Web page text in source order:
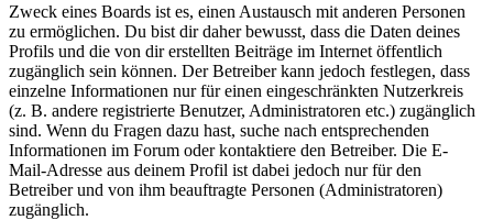
Zweck eines Boards ist es, einen Austausch mit anderen Personen
zu ermöglichen. Du bist dir daher bewusst, dass die Daten deines
Profils und die von dir erstellten Beiträge im Internet öffentlich
zugänglich sein können. Der Betreiber kann jedoch festlegen, dass
einzelne Informationen nur für einen eingeschränkten Nutzerkreis
(z. B. andere registrierte Benutzer, Administratoren etc.) zugänglich
sind. Wenn du Fragen dazu hast, suche nach entsprechenden
Informationen im Forum oder kontaktiere den Betreiber. Die E-
Mail-Adresse aus deinem Profil ist dabei jedoch nur für den
Betreiber und von ihm beauftragte Personen (Administratoren)
zugänglich.